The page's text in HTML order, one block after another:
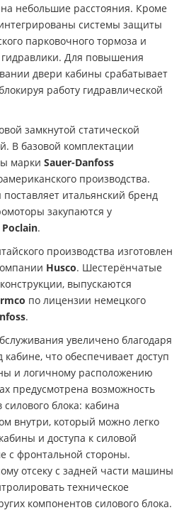
небольшие расстояния. Кроме
системы защиты
парковочного тормоза и
Для повышения
двери кабины срабатывает
работу гидравлической
замкнутой статической
В базовой комплектации
марки Sauer-Danfoss
производства.
итальянский бренд
закупаются у
Poclain.
производства изготовлен
Husco. Шестерёнчатые
выпускаются
по лицензии немецкого
.
увеличено благодаря
что обеспечивает доступ
и логичному расположению
предусмотрена возможность
блока: кабина
внутри, который можно легко
и доступа к силовой
с фронтальной стороны.
отсеку с задней части машины
техническое
компонентов силового блока.